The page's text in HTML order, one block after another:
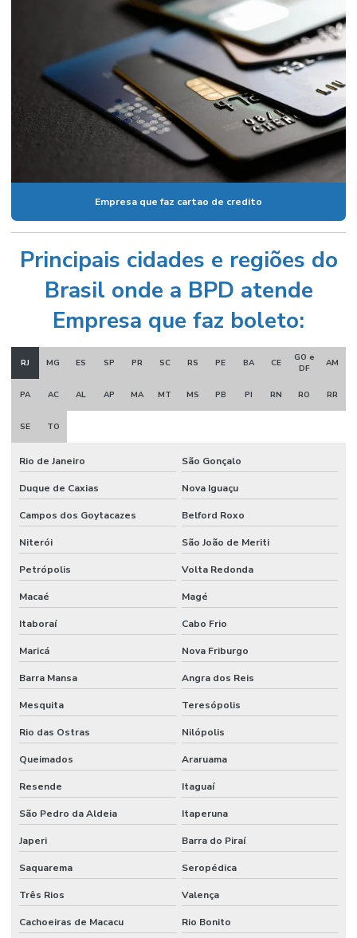
Empresa que faz cartao de credito
Principais cidades e regiões do
Brasil onde a BPD atende
Empresa que faz boleto:
RJ MG ES SP PR SC RS PE BA CE
GO e
DF
AM
PA AC AL AP MA MT MS PB PI RN RO RR
SE TO
Rio de Janeiro São Gonçalo
Duque de Caxias Nova Iguaçu
Campos dos Goytacazes Belford Roxo
Niterói São João de Meriti
Petrópolis Volta Redonda
Macaé Magé
Itaboraí Cabo Frio
Maricá Nova Friburgo
Barra Mansa Angra dos Reis
Mesquita Teresópolis
Rio das Ostras Nilópolis
Queimados Araruama
Resende Itaguaí
São Pedro da Aldeia Itaperuna
Japeri Barra do Piraí
Saquarema Seropédica
Três Rios Valença
Cachoeiras de Macacu Rio Bonito